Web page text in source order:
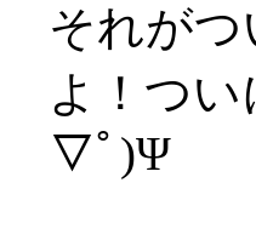
それが
よ！つ
▽ﾟ)Ψ